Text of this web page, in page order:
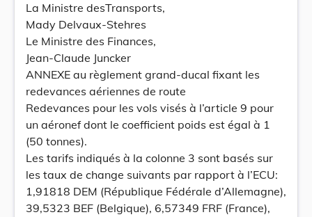
La Ministre desTransports,
Mady Delvaux-Stehres
Le Ministre des Finances,
Jean-Claude Juncker
ANNEXE au règlement grand-ducal fixant les
redevances aériennes de route
Redevances pour les vols visés à l’article 9 pour
un aéronef dont le coefficient poids est égal à 1
(50 tonnes).
Les tarifs indiqués à la colonne 3 sont basés sur
les taux de change suivants par rapport à l’ECU:
1,91818 DEM (République Fédérale d’Allemagne),
39,5323 BEF (Belgique), 6,57349 FRF (France),